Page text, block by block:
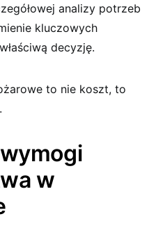
analizy potrzeb
kluczowych
decyzję.
to nie koszt, to
w